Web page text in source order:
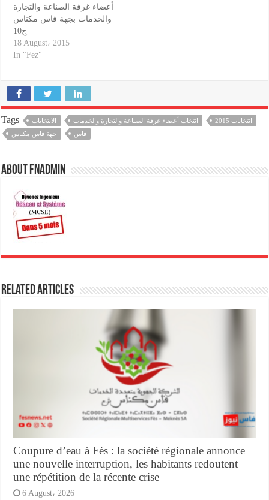
أعضاء غرفة الصناعة والتجارة
والخدمات بجهة فاس مكناس
ج10
18 August، 2015
In "Fez"
Tags الانتخابات انتخاب أعضاء غرفة الصناعة والتجارة والخدمات
انتخابات 2015
جهة فاس مكناس
فاس
About fnadmin
Related Articles
Coupure d’eau à Fès : la société régionale annonce
une nouvelle interruption, les habitants redoutent
une répétition de la récente crise
6 August، 2026